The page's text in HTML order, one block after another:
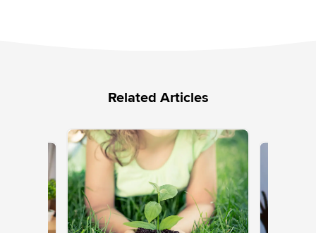
Related Articles